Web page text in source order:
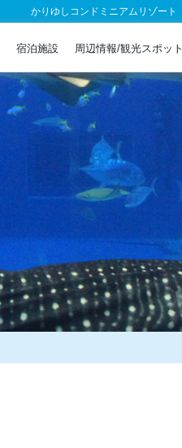
かりゆしコンドミニアムリゾート
宿泊施設 周辺情報/観光スポット